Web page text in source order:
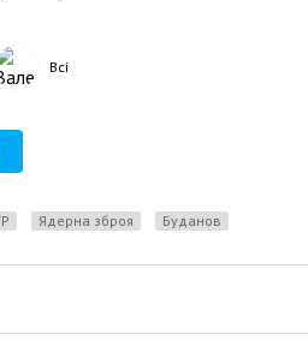
Всі
ядерна зброя Буданов